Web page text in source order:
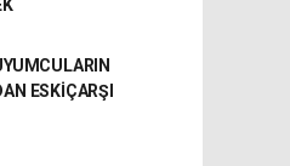
ESKİÇARŞI